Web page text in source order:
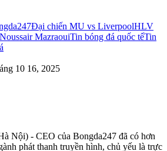
Đại chiến MU vs LiverpoolHLV
Noussair MazraouiTin bóng đá quốc tếTin
10 16, 2025
Nội) - CEO của Bongda247 đã có hơn
phát thanh truyền hình, chủ yếu là trực